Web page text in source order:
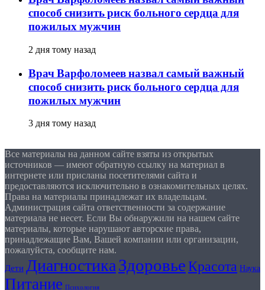
способ снизить риск больного сердца для
пожилых мужчин
2 дня тому назад
Врач Варфоломеев назвал самый важный
способ снизить риск больного сердца для
пожилых мужчин
3 дня тому назад
Все материалы на данном сайте взяты из открытых
источников — имеют обратную ссылку на материал в
интернете или присланы посетителями сайта и
предоставляются исключительно в ознакомительных целях.
Права на материалы принадлежат их владельцам.
Администрация сайта ответственности за содержание
материала не несет. Если Вы обнаружили на нашем сайте
материалы, которые нарушают авторские права,
принадлежащие Вам, Вашей компании или организации,
пожалуйста, сообщите нам.
Дети ДиагностикаЗдоровьеКрасота Наука
Питание Психология